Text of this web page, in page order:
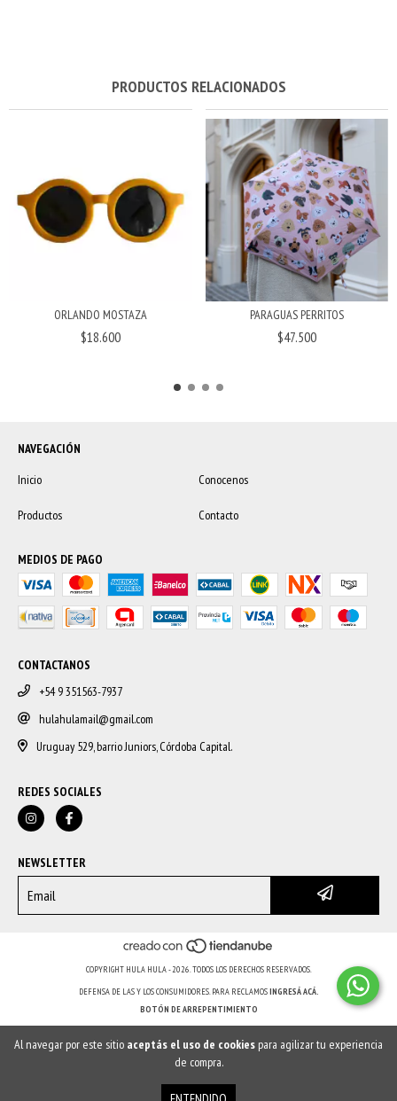
Al navegar por este sitio aceptás el uso de cookies para agilizar tu experiencia
de compra.
PRODUCTOS RELACIONADOS
ORLANDO MOSTAZA
$18.600
PARAGUAS PERRITOS
$47.500
NAVEGACIÓN
Inicio
Conocenos
Productos Contacto
MEDIOS DE PAGO
CONTACTANOS
+54 9 351563-7937
hulahulamail@gmail.com
Uruguay 529, barrio Juniors, Córdoba Capital.
REDES SOCIALES
NEWSLETTER
COPYRIGHT HULA HULA - 2026. TODOS LOS DERECHOS RESERVADOS.
DEFENSA DE LAS Y LOS CONSUMIDORES. PARA RECLAMOSINGRESÁ ACÁ.
BOTÓN DE ARREPENTIMIENTO